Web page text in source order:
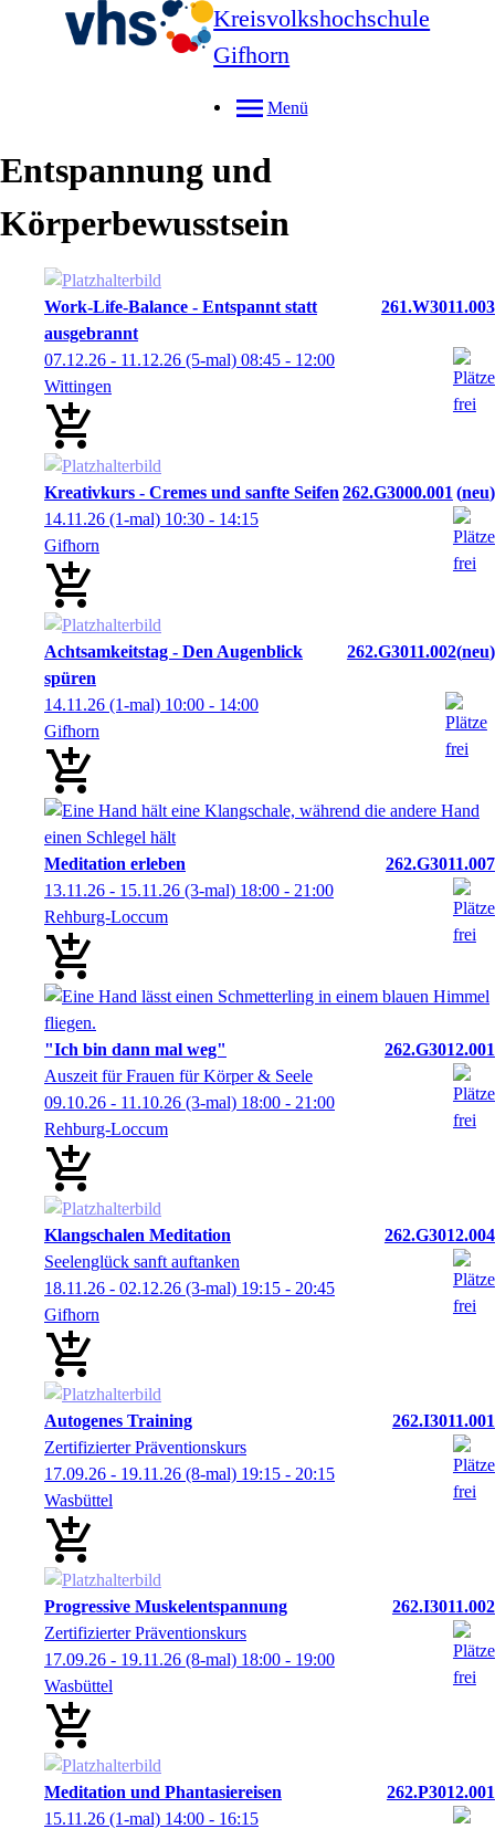
Kreisvolkshochschule
Gifhorn
Menü
Entspannung und
Körperbewusstsein
Work-Life-Balance - Entspannt statt
ausgebrannt
261.W3011.003
07.12.26 - 11.12.26 (5-mal) 08:45 - 12:00
Wittingen
Kreativkurs - Cremes und sanfte Seifen 262.G3000.001 neu
14.11.26 (1-mal) 10:30 - 14:15
Gifhorn
Achtsamkeitstag - Den Augenblick
spüren
262.G3011.002 neu
14.11.26 (1-mal) 10:00 - 14:00
Gifhorn
Meditation erleben
262.G3011.007
13.11.26 - 15.11.26 (3-mal) 18:00 - 21:00
Rehburg-Loccum
"Ich bin dann mal weg"
262.G3012.001
Auszeit für Frauen für Körper & Seele
09.10.26 - 11.10.26 (3-mal) 18:00 - 21:00
Rehburg-Loccum
Klangschalen Meditation
262.G3012.004
Seelenglück sanft auftanken
18.11.26 - 02.12.26 (3-mal) 19:15 - 20:45
Gifhorn
Autogenes Training
262.I3011.001
Zertifizierter Präventionskurs
17.09.26 - 19.11.26 (8-mal) 19:15 - 20:15
Wasbüttel
Progressive Muskelentspannung
262.I3011.002
Zertifizierter Präventionskurs
17.09.26 - 19.11.26 (8-mal) 18:00 - 19:00
Wasbüttel
Meditation und Phantasiereisen
262.P3012.001
15.11.26 (1-mal) 14:00 - 16:15